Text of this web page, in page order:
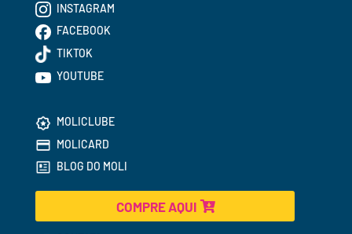
INSTAGRAM
FACEBOOK
TIKTOK
YOUTUBE
MOLICLUBE
MOLICARD
BLOG DO MOLI
COMPRE AQUI